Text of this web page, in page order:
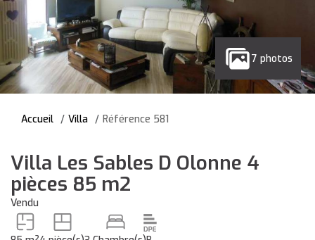
7 photos
Accueil Villa Référence 581
Villa Les Sables D Olonne 4
pièces 85 m2
Vendu